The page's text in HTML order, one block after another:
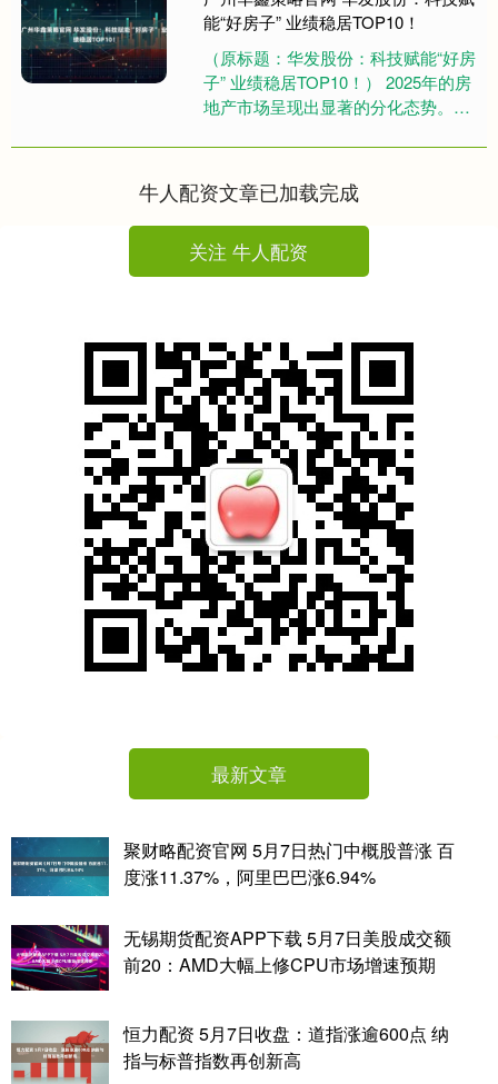
能“好房子” 业绩稳居TOP10！
（原标题：华发股份：科技赋能“好房
子” 业绩稳居TOP10！） 2025年的房
地产市场呈现出显著的分化态势。据
前5个月里，TOP....
牛人配资文章已加载完成
关注 牛人配资
最新文章
聚财略配资官网 5月7日热门中概股普涨 百
度涨11.37%，阿里巴巴涨6.94%
无锡期货配资APP下载 5月7日美股成交额
前20：AMD大幅上修CPU市场增速预期
恒力配资 5月7日收盘：道指涨逾600点 纳
指与标普指数再创新高